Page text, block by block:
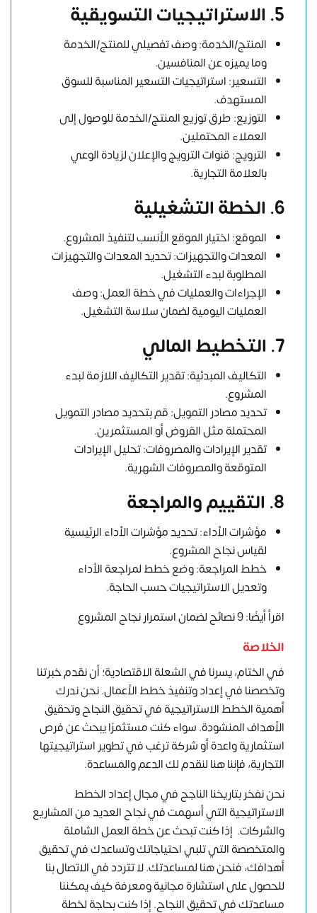
5. الاستراتيجيات التسويقية
المنتج/الخدمة: وصف تفصيلي للمنتج/الخدمة
وما يميزه عن المنافسين.
التسعير: استراتيجيات التسعير المناسبة للسوق
المستهدف.
التوزيع: طرق توزيع المنتج/الخدمة للوصول إلى
العملاء المحتملين.
الترويج: قنوات الترويج والإعلان لزيادة الوعي
بالعلامة التجارية.
6. الخطة التشغيلية
الموقع: اختيار الموقع الأنسب لتنفيذ المشروع.
المعدات والتجهيزات: تحديد المعدات والتجهيزات
المطلوبة لبدء التشغيل.
الإجراءات والعمليات في خطة العمل: وصف
العمليات اليومية لضمان سلاسة التشغيل.
7. التخطيط المالي
التكاليف المبدئية: تقدير التكاليف اللازمة لبدء
المشروع.
تحديد مصادر التمويل: قم بتحديد مصادر التمويل
المحتملة مثل القروض أو المستثمرين.
تقدير الإيرادات والمصروفات: تحليل الإيرادات
المتوقعة والمصروفات الشهرية.
8. التقييم والمراجعة
مؤشرات الأداء: تحديد مؤشرات الأداء الرئيسية
لقياس نجاح المشروع.
خطط المراجعة: وضع خطط لمراجعة الأداء
وتعديل الاستراتيجيات حسب الحاجة.
اقرأ أيضًا: 9 نصائح لضمان استمرار نجاح المشروع
الخلاصة
في الختام، يسرنا في الشعلة الاقتصادية؛ أن نقدم خبرتنا
وتخصصنا في إعداد وتنفيذخطط الأعمال. نحن ندرك
أهمية الخطط الاستراتيجية في تحقيق النجاح وتحقيق
الأهداف المنشودة. سواء كنت مستثمرًا يبحث عن فرص
استثمارية واعدة أو شركة ترغب في تطوير استراتيجيتها
التجارية، فإننا هنا لنقدم لك الدعم والمساعدة.
نحن نفخر بتاريخنا الناجح في مجال إعداد الخطط
الاستراتيجية التي أسهمت في نجاح العديد من المشاريع
والشركات. إذا كنت تبحث عن خطة العمل الشاملة
والمتخصصة التي تلبي احتياجاتك وتساعدك في تحقيق
أهدافك، فنحن هنا لمساعدتك. لا تتردد في الاتصال بنا
للحصول على استشارة مجانية ومعرفة كيف يمكننا
مساعدتك في تحقيق النجاح. إذا كنت بحاجة لخطة